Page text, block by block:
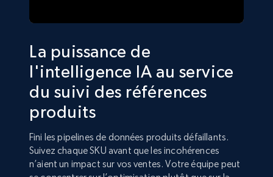
La puissance de
l'intelligence IA au service
du suivi des références
produits
Fini les pipelines de données produits défaillants.
Suivez chaque SKU avant que les incohérences
n’aient un impact sur vos ventes. Votre équipe peut